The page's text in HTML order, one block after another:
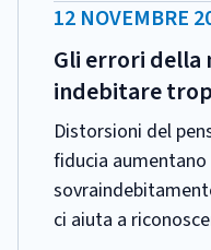
DATA
12 NOVEMBRE
Gli errori della
indebitare
Distorsioni del
fiducia
ci aiuta a